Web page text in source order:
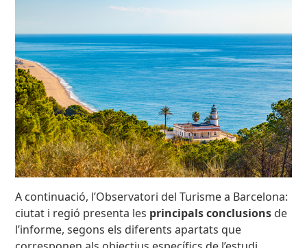
A continuació, l’Observatori del Turisme a Barcelona:
ciutat i regió presenta les principals conclusions de
l’informe, segons els diferents apartats que